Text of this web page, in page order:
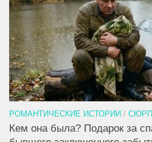
РОМАНТИЧЕСКИЕ ИСТОРИИ /
Кем она была? Подарок за